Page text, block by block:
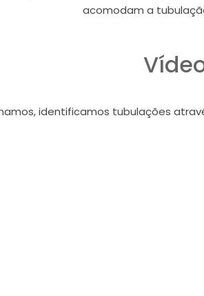
acomodam a
identificamos tubulações